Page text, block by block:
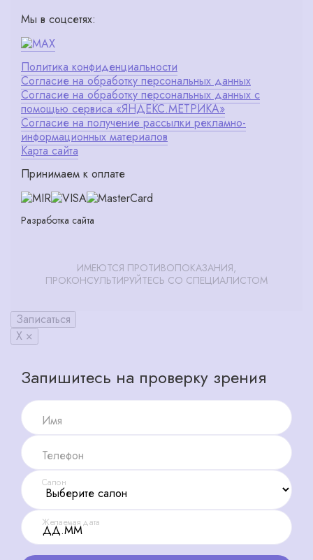
Мы в соцсетях:
Политика конфиденциальности
Согласие на обработку персональных данных
Согласие на обработку персональных данных с
помощью сервиса «ЯНДЕКС.МЕТРИКА»
Согласие на получение рассылки рекламно-
информационных материалов
Карта сайта
Принимаем к оплате
Разработка сайта
ИМЕЮТСЯ ПРОТИВОПОКАЗАНИЯ,
ПРОКОНСУЛЬТИРУЙТЕСЬ СО СПЕЦИАЛИСТОМ
Записаться
X ×
Запишитесь на проверку зрения
Имя
Телефон
Салон
Желаемая дата